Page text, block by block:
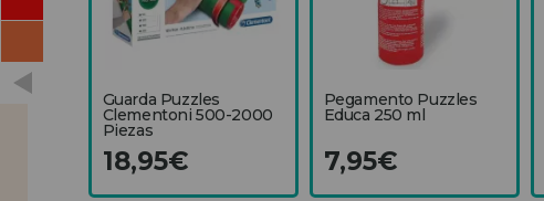
Guarda Puzzles
Clementoni 500-2000
Piezas
18,95€
Pegamento Puzzles
Educa 250 ml
7,95€